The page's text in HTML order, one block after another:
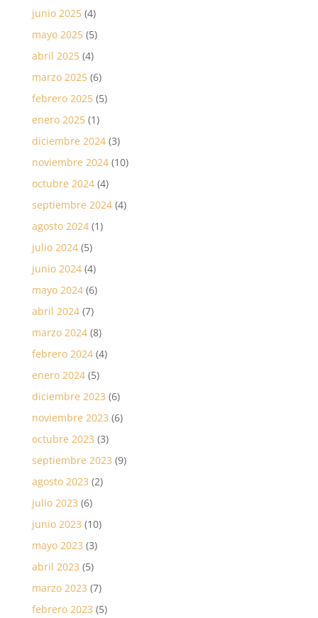
junio 2025(4)
mayo 2025(5)
abril 2025(4)
marzo 2025(6)
febrero 2025(5)
enero 2025(1)
diciembre 2024(3)
noviembre 2024(10)
octubre 2024(4)
septiembre 2024(4)
agosto 2024(1)
julio 2024(5)
junio 2024(4)
mayo 2024(6)
abril 2024(7)
marzo 2024(8)
febrero 2024(4)
enero 2024(5)
diciembre 2023 (6)
noviembre 2023 (6)
octubre 2023 (3)
septiembre 2023 (9)
agosto 2023 (2)
julio 2023 (6)
junio 2023 (10)
mayo 2023 (3)
abril 2023 (5)
marzo 2023 (7)
febrero 2023 (5)